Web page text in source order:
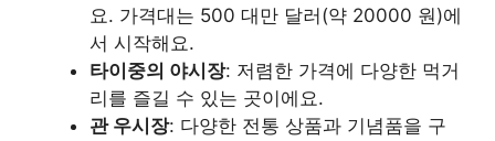
요. 가격대는 500 대만 달러(약 20000 원)에
서 시작해요.
타이중의 야시장: 저렴한 가격에 다양한 먹거
리를 즐길 수 있는 곳이에요.
관 우시장: 다양한 전통 상품과 기념품을 구